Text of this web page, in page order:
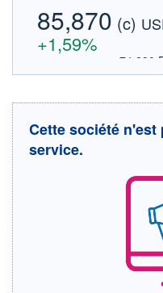
85,870 (c)
+1,59%
74,290
DONNÉES TEMPS DIFFÉRÉ
Cotation sur les autres
17h40
Cette société n'est
service.